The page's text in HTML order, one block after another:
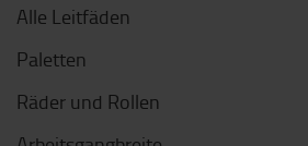
Alle Leitfäden
Paletten
Räder und Rollen